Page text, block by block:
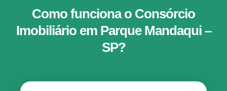
Como funciona o Consórcio
Imobiliário em Parque Mandaqui –
SP?